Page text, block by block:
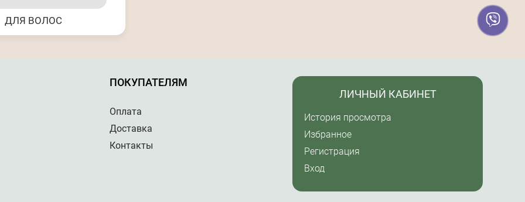
ДЛЯ ВОЛОС
ПОКУПАТЕЛЯМ
Оплата
Доставка
Контакты
ЛИЧНЫЙ КАБИНЕТ
История просмотра
Избранное
Регистрация
Вход